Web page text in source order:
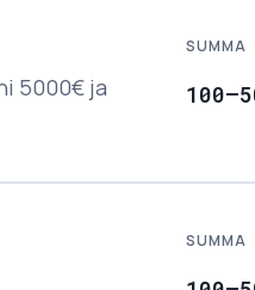
5000€ ja
SUMMA
100–
SUMMA